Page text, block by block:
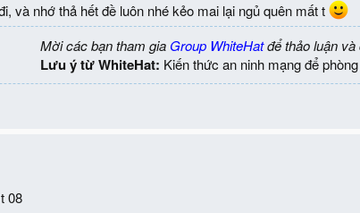
và nhớ thả hết đề luôn nhé kẻo mai lại ngủ quên mất t
Mời các bạn tham gia Group WhiteHatđể thảo luận và
Lưu ý từ WhiteHat: Kiến thức an ninh mạng để
08